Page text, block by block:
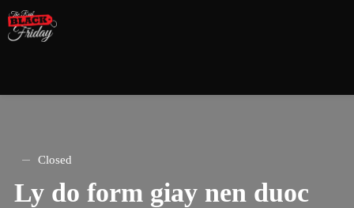
Closed
Ly do form giay nen duoc